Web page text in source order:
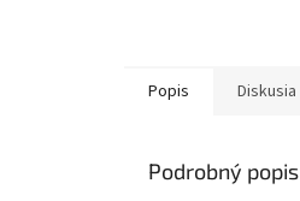
Popis Diskusia
Podrobný popis